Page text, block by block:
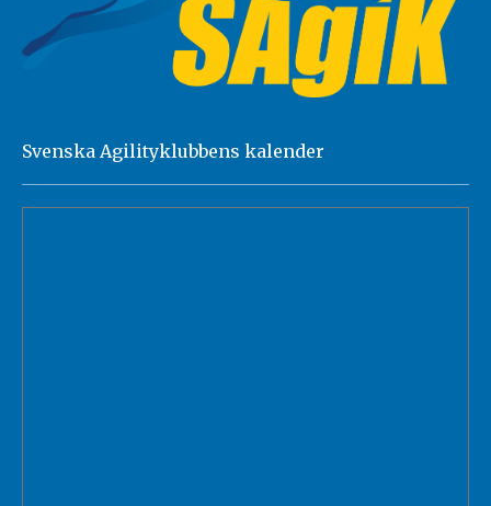
Svenska Agilityklubbens kalender